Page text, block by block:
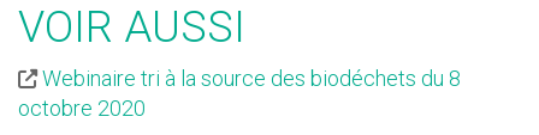
VOIR AUSSI
Webinaire tri à la source des biodéchets du 8
octobre 2020